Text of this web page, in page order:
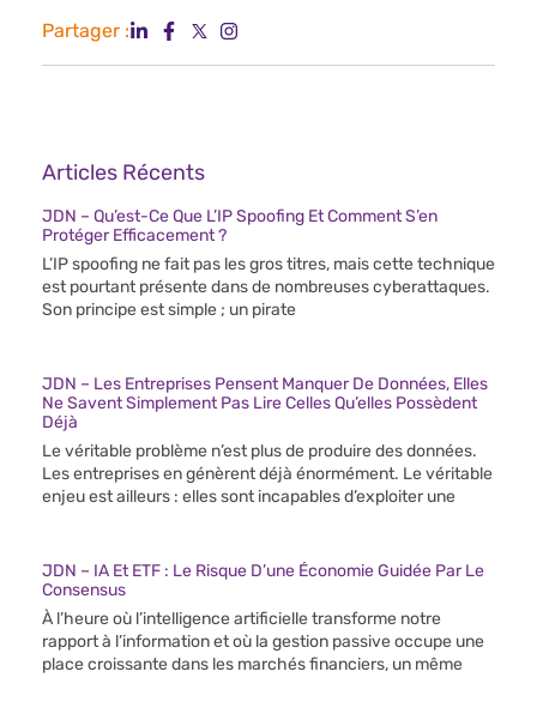
Partager :
Articles Récents
JDN – Qu’est-Ce Que L’IP Spoofing Et Comment S’en
Protéger Efficacement ?
L’IP spoofing ne fait pas les gros titres, mais cette technique
est pourtant présente dans de nombreuses cyberattaques.
Son principe est simple ; un pirate
JDN – Les Entreprises Pensent Manquer De Données, Elles
Ne Savent Simplement Pas Lire Celles Qu’elles Possèdent
Déjà
Le véritable problème n’est plus de produire des données.
Les entreprises en génèrent déjà énormément. Le véritable
enjeu est ailleurs : elles sont incapables d’exploiter une
JDN – IA Et ETF : Le Risque D’une Économie Guidée Par Le
Consensus
À l’heure où l’intelligence artificielle transforme notre
rapport à l’information et où la gestion passive occupe une
place croissante dans les marchés financiers, un même